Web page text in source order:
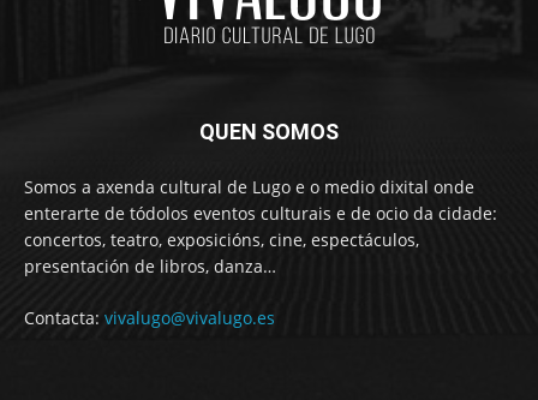
QUEN SOMOS
Somos a axenda cultural de Lugo e o medio dixital onde
enterarte de tódolos eventos culturais e de ocio da cidade:
concertos, teatro, exposicións, cine, espectáculos,
presentación de libros, danza…
Contacta: vivalugo@vivalugo.es